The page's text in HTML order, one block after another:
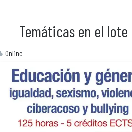
Temáticas en el lote
Online